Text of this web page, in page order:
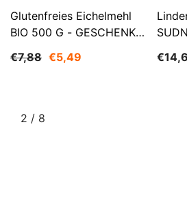
Glutenfreies Eichelmehl
BIO 500 G - GESCHENKE
€7,88 €5,49
2 / von
8